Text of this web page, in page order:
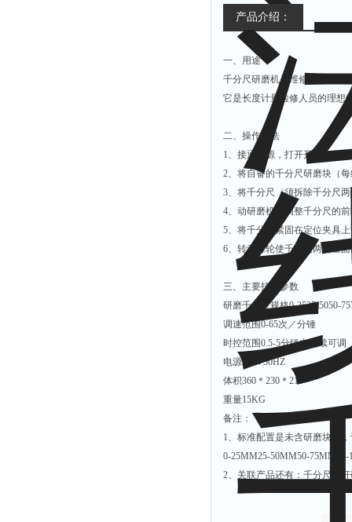
产品介绍：
一、用途
千分尺研磨机是维修千分尺外
它是长度计量检修人员的理想
二、操作方法
1、接通电源，打开开关、如
2、将自备的千分尺研磨块（
3、将千分尺（须拆除千分尺
4、动研磨机来调整千分尺的
5、将千分尺紧固在定位夹具
6、转动棘轮使千分尺两测量
三、主要技术参数
研磨千分尺规格0-2525-5050-
调速范围0-65次／分锺
时控范围0.5-5分锺内连续可调
电源220V50HZ
体积360＊230＊210
重量15KG
备注：
1、标准配置是未含研磨块的
0-25MM25-50MM50-
2、关联产品还有：千分尺丝